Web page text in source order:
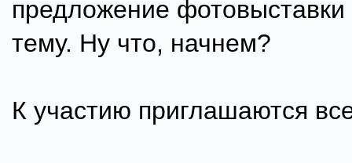
предложение
тему. Ну что, начнем?
К участию приглашаются